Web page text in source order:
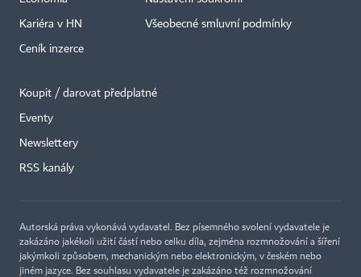
Kariéra v HN
Ceník inzerce
Všeobecné smluvní podmínky
Koupit / darovat předplatné
Eventy
Newslettery
RSS kanály
Autorská práva vykonává vydavatel. Bez písemného svolení vydavatele je
zakázáno jakékoli užití částí nebo celku díla, zejména rozmnožování a šíření
jakýmkoli způsobem, mechanickým nebo elektronickým, v českém nebo
jiném jazyce. Bez souhlasu vydavatele je zakázáno též rozmnožování